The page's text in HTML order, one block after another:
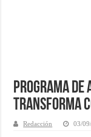
Programa de
transforma
Redacción 03/